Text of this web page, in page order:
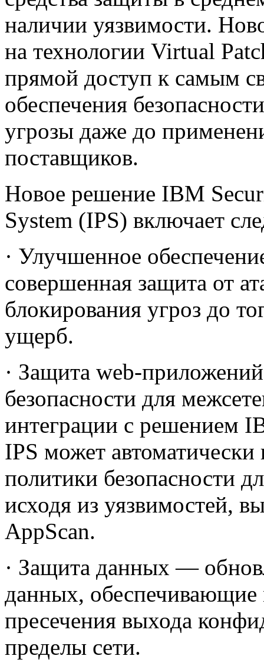
наличии уязвимости.
на технологии Virtual
прямой доступ к самым
обеспечения
угрозы даже до
поставщиков.
Новое решение IBM
System (IPS) включает
· Улучшенное
совершенная защита от
блокирования угроз до
ущерб.
· Защита web-
безопасности для
интеграции с решением
IPS может автоматически
политики безопасности
исходя из уязвимостей,
AppScan.
· Защита данных —
данных,
пресечения выхода
пределы сети.